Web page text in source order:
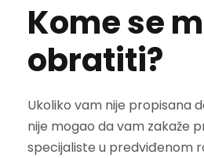
Kome se
obratiti?
Ukoliko vam nije propisana
nije mogao da vam zakaže
specijaliste u predviđenom